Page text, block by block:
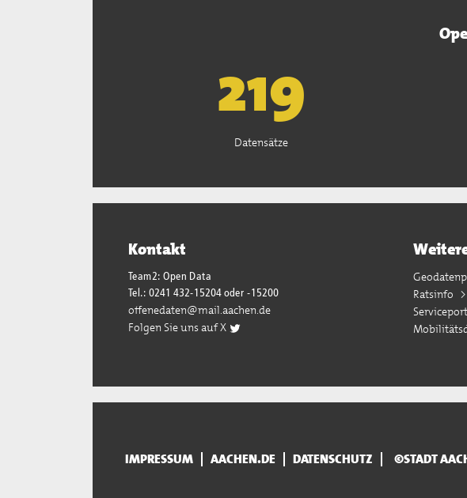
222
Datensätze
Kontakt
Team2: Open Data
Tel.: 0241 432-15204 oder -15200
offenedaten@mail.aachen.de
Folgen Sie uns auf X
Ratsinfo
IMPRESSUM AACHEN.DE DATENSCHUTZ ©STADT